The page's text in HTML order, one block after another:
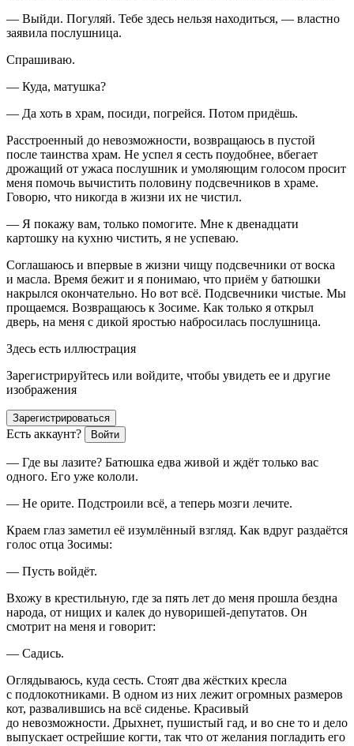
— Выйди. Погуляй. Тебе здесь нельзя находиться, — властно
заявила послушница.
Спрашиваю.
— Куда, матушка?
— Да хоть в храм, посиди, погрейся. Потом придёшь.
Расстроенный до невозможности, возвращаюсь в пустой
после таинства храм. Не успел я сесть поудобнее, вбегает
дрожащий от ужаса послушник и умоляющим голосом просит
меня помочь вычистить половину подсвечников в храме.
Говорю, что никогда в жизни их не чистил.
— Я покажу вам, только помогите. Мне к двенадцати
картошку на кухню чистить, я не успеваю.
Соглашаюсь и впервые в жизни чищу подсвечники от воска
и масла. Время бежит и я понимаю, что приём у батюшки
накрылся окончательно. Но вот всё. Подсвечники чистые. Мы
прощаемся. Возвращаюсь к Зосиме. Как только я открыл
дверь, на меня с дикой яростью набросилась послушница.
Здесь есть иллюстрация
Зарегистрируйтесь или войдите, чтобы увидеть ее и другие
изображения
Зарегистрироваться
Есть аккаунт? Войти
— Где вы лазите? Батюшка едва живой и ждёт только вас
одного. Его уже кололи.
— Не орите. Подстроили всё, а теперь мозги лечите.
Краем глаз заметил её изумлённый взгляд. Как вдруг раздаётся
голос отца Зосимы:
— Пусть войдёт.
Вхожу в крестильную, где за пять лет до меня прошла бездна
народа, от нищих и калек до нуворишей-депутатов. Он
смотрит на меня и говорит:
— Садись.
Оглядываюсь, куда сесть. Стоят два жёстких кресла
с подлокотниками. В одном из них лежит огромных размеров
кот, развалившись на всё сиденье. Красивый
до невозможности. Дрыхнет, пушистый гад, и во сне то и дело
выпускает острейшие когти, так что от желания погладить его